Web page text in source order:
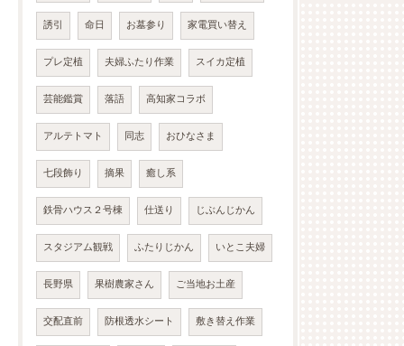
誘引 命日 お墓参り 家電買い替え
プレ定植 夫婦ふたり作業 スイカ定植
芸能鑑賞 落語 高知家コラボ
アルテトマト 同志 おひなさま
七段飾り 摘果 癒し系
鉄骨ハウス２号棟 仕送り じぶんじかん
スタジアム観戦 ふたりじかん いとこ夫婦
長野県 果樹農家さん ご当地お土産
交配直前 防根透水シート 敷き替え作業